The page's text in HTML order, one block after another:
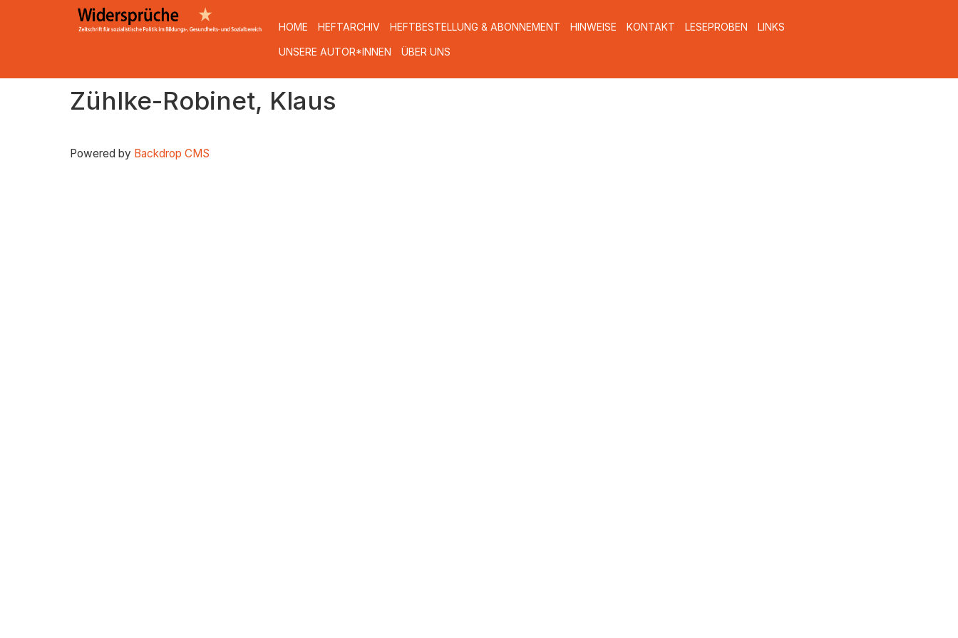
HOME HEFTARCHIV HEFTBESTELLUNG & ABONNEMENT HINWEISE KONTAKT LESEPROBEN LINKS
UNSERE AUTOR*INNEN ÜBER UNS
Zühlke-Robinet, Klaus
Powered by Backdrop CMS